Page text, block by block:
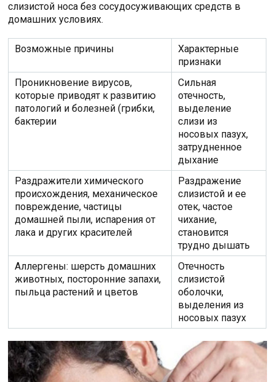
слизистой носа без сосудосуживающих средств в
домашних условиях.
Возможные причины
Характерные
признаки
Проникновение вирусов,
которые приводят к развитию
патологий и болезней (грибки,
бактерии
Сильная
отечность,
выделение
слизи из
носовых пазух,
затрудненное
дыхание
Раздражители химического
происхождения, механическое
повреждение, частицы
домашней пыли, испарения от
лака и других красителей
Раздражение
слизистой и ее
отек, частое
чихание,
становится
трудно дышать
Аллергены: шерсть домашних
животных, посторонние запахи,
пыльца растений и цветов
Отечность
слизистой
оболочки,
выделения из
носовых пазух